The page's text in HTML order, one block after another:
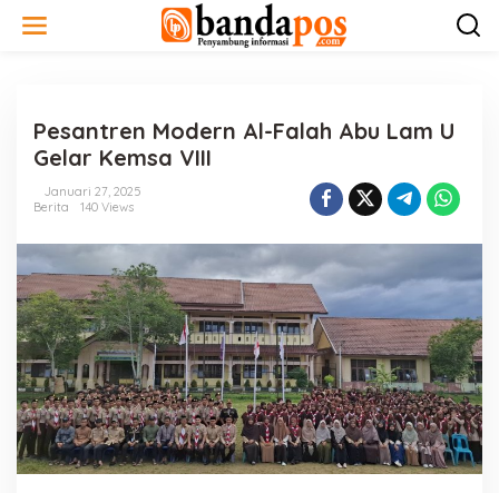
Pesantren Modern Al-Falah Abu Lam U
Gelar Kemsa VIII
Januari 27, 2025
Berita
140 Views